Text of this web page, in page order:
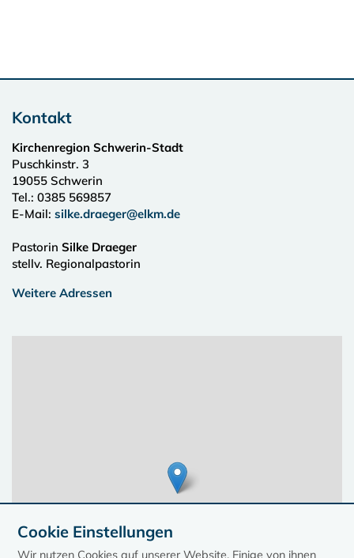
Kontakt
Kirchenregion Schwerin-Stadt
Puschkinstr. 3
19055 Schwerin
Tel.: 0385 569857
E-Mail: silke.draeger@elkm.de
Pastorin Silke Draeger
stellv. Regionalpastorin
Weitere Adressen
Cookie Einstellungen
Wir nutzen Cookies auf unserer Website. Einige von ihnen